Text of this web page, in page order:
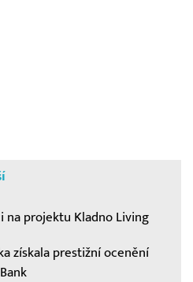
na projektu Kladno Living
získala prestižní ocenění